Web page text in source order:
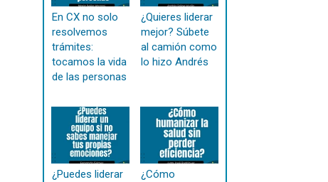
En CX no solo
resolvemos
trámites:
tocamos la vida
de las personas
¿Quieres liderar
mejor? Súbete
al camión como
lo hizo Andrés
¿Puedes liderar
¿Cómo